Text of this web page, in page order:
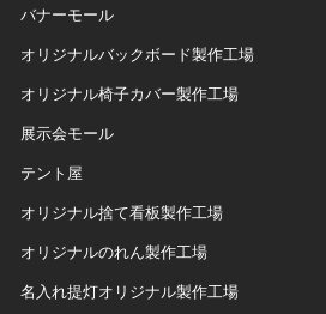
バナーモール
オリジナルバックボード製作工場
オリジナル椅子カバー製作工場
展示会モール
テント屋
オリジナル捨て看板製作工場
オリジナルのれん製作工場
名入れ提灯オリジナル製作工場